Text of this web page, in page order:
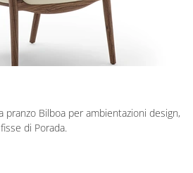
pranzo Bilboa per ambientazioni design,
di Porada.